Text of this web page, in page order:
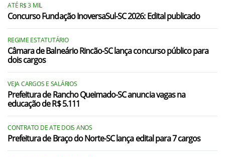
Centenário/RS
Erechim/RS
Floriano Peixoto/RS
Gaurama/RS
Itatiba do Sul/RS
Machadinho/RS
Marcelino Ramos/RS
Mariano Moro/RS
ATÉ R$ 3 MIL
Concurso Fundação InoversaSul-SC 2026: Edital publicado
REGIME ESTATUTÁRIO
Câmara de Balneário Rincão-SC lança concurso público para
dois cargos
VEJA CARGOS E SALÁRIOS
Prefeitura de Rancho Queimado-SC anuncia vagas na
educação de R$ 5.111
CONTRATO DE ATE DOIS ANOS
Prefeitura de Braço do Norte-SC lança edital para 7 cargos